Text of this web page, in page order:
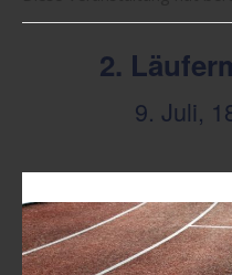
2.
9. Juli,